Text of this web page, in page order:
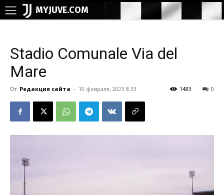
MYJUVE.COM
Stadio Comunale Via del
Mare
От Редакция сайта - 10 февраля, 2023 8:33 0
1483